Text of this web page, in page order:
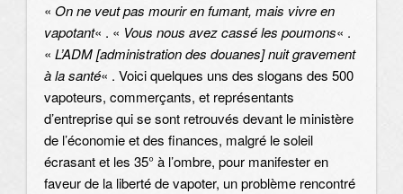
« On ne veut pas mourir en fumant, mais vivre en
vapotant« . « Vous nous avez cassé les poumons« .
« L’ADM [administration des douanes] nuit gravement
à la santé« . Voici quelques uns des slogans des 500
vapoteurs, commerçants, et représentants
d’entreprise qui se sont retrouvés devant le ministère
de l’économie et des finances, malgré le soleil
écrasant et les 35° à l’ombre, pour manifester en
faveur de la liberté de vapoter, un problème rencontré